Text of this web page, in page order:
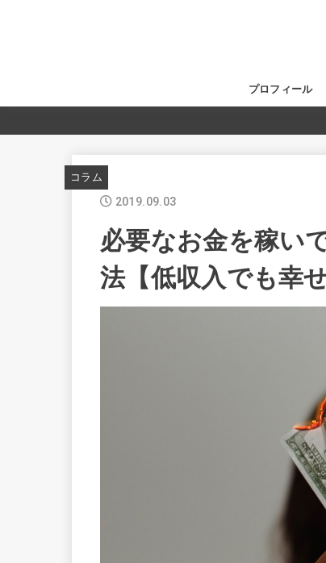
プロフィール
コラム
2019.09.03
必要なお金を稼い
法【低収入でも幸